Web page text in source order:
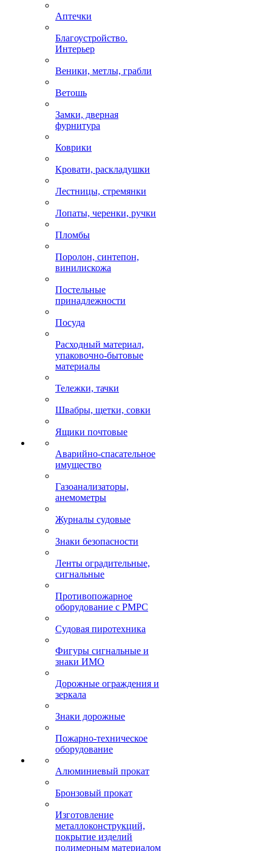
Аптечки
Благоустройство.
Интерьер
Веники, метлы, грабли
Ветошь
Замки, дверная
фурнитура
Коврики
Кровати, раскладушки
Лестницы, стремянки
Лопаты, черенки, ручки
Пломбы
Поролон, синтепон,
винилискожа
Постельные
принадлежности
Посуда
Расходный материал,
упаковочно-бытовые
материалы
Тележки, тачки
Швабры, щетки, совки
Ящики почтовые
Аварийно-спасательное
имущество
Газоанализаторы,
анемометры
Журналы судовые
Знаки безопасности
Ленты оградительные,
сигнальные
Противопожарное
оборудование с РМРС
Судовая пиротехника
Фигуры сигнальные и
знаки ИМО
Дорожные ограждения и
зеркала
Знаки дорожные
Пожарно-техническое
оборудование
Алюминиевый прокат
Бронзовый прокат
Изготовление
металлоконструкций,
покрытие изделий
полимерным материалом